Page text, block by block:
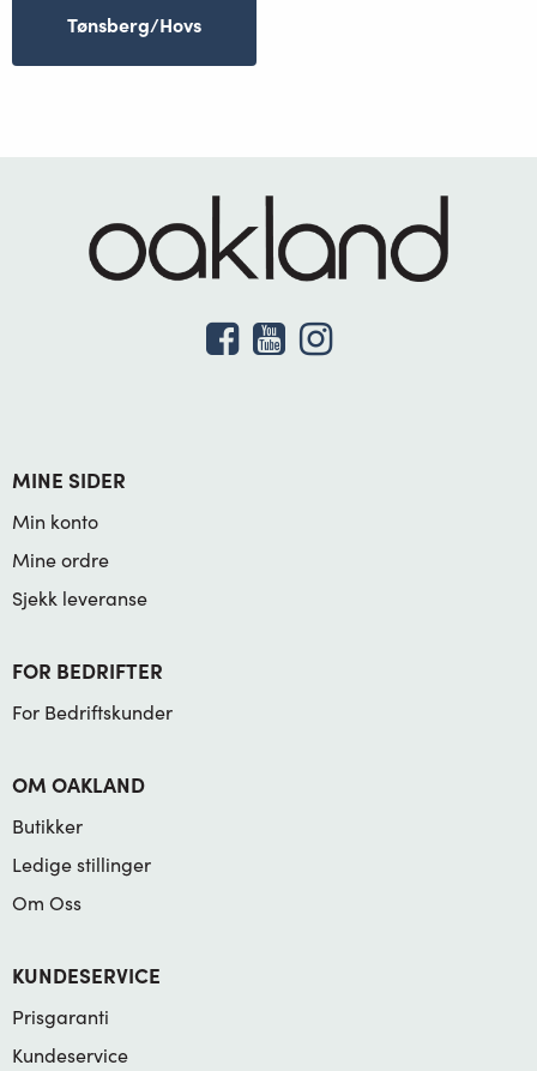
Tønsberg/Hovs
MINE SIDER
Min konto
Mine ordre
Sjekk leveranse
FOR BEDRIFTER
For Bedriftskunder
OM OAKLAND
Butikker
Ledige stillinger
Om Oss
KUNDESERVICE
Prisgaranti
Kundeservice